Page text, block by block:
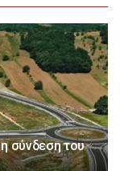
σύνδεση του